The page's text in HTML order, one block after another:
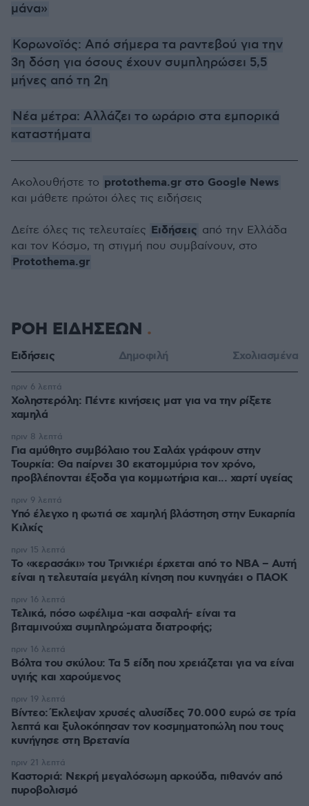
μάνα»
Κορωνοϊός: Από σήμερα τα ραντεβού για την
3η δόση για όσους έχουν συμπληρώσει 5,5
μήνες από τη 2η
Nέα μέτρα: Αλλάζει το ωράριο στα εμπορικά
καταστήματα
Ακολουθήστε το protothema.gr στο Google News
και μάθετε πρώτοι όλες τις ειδήσεις
Δείτε όλες τις τελευταίες Ειδήσεις από την Ελλάδα
και τον Κόσμο, τη στιγμή που συμβαίνουν, στο
Protothema.gr
ΡΟΗ ΕΙΔΗΣΕΩΝ
Ειδήσεις Δημοφιλή Σχολιασμένα
Χοληστερόλη: Πέντε κινήσεις ματ για να την ρίξετε
χαμηλά
πριν 6 λεπτά
Για αμύθητο συμβόλαιο του Σαλάχ γράφουν στην
Τουρκία: Θα παίρνει 30 εκατομμύρια τον χρόνο,
προβλέπονται έξοδα για κομμωτήρια και... χαρτί υγείας
πριν 8 λεπτά
Υπό έλεγχο η φωτιά σε χαμηλή βλάστηση στην Ευκαρπία
Κιλκίς
πριν 9 λεπτά
Το «κερασάκι» του Τρινκιέρι έρχεται από το NBA – Αυτή
είναι η τελευταία μεγάλη κίνηση που κυνηγάει ο ΠΑΟΚ
πριν 15 λεπτά
Τελικά, πόσο ωφέλιμα -και ασφαλή- είναι τα
βιταμινούχα συμπληρώματα διατροφής;
πριν 16 λεπτά
Βόλτα του σκύλου: Τα 5 είδη που χρειάζεται για να είναι
υγιής και χαρούμενος
πριν 16 λεπτά
Βίντεο: Έκλεψαν χρυσές αλυσίδες 70.000 ευρώ σε τρία
λεπτά και ξυλοκόπησαν τον κοσμηματοπώλη που τους
κυνήγησε στη Βρετανία
πριν 19 λεπτά
Καστοριά: Νεκρή μεγαλόσωμη αρκούδα, πιθανόν από
πυροβολισμό
πριν 21 λεπτά